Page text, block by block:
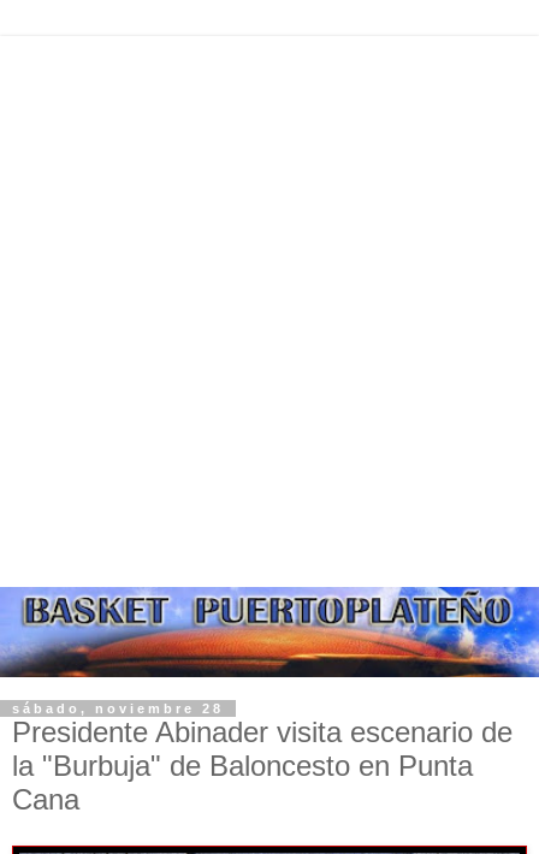
sábado, noviembre 28
Presidente Abinader visita escenario de
la "Burbuja" de Baloncesto en Punta
Cana